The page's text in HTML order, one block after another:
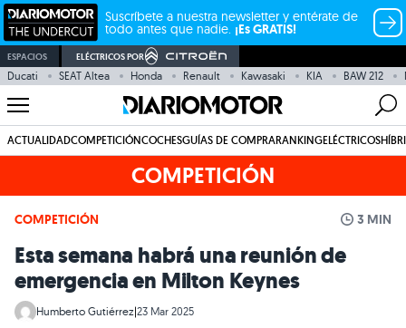
Suscríbete a nuestra newsletter y entérate de
todo antes que nadie. ¡Es GRATIS!
ESPACIOS ELÉCTRICOS POR
Ducati SEAT Altea Honda Renault Kawasaki KIA BAW 212
ACTUALIDADCOMPETICIÓNCOCHESGUÍAS DE COMPRARANKINGELÉCTRICOS
COMPETICIÓN
COMPETICIÓN 3 MIN
Esta semana habrá una reunión de
emergencia en Milton Keynes
Humberto Gutiérrez|23 Mar 2025